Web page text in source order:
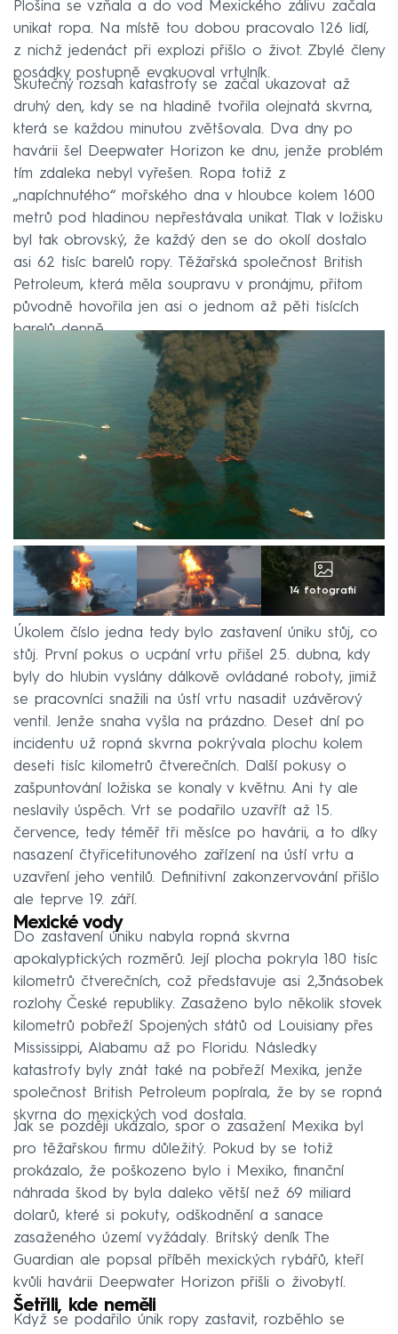
Plošina se vzňala a do vod Mexického zálivu začala
unikat ropa. Na místě tou dobou pracovalo 126 lidí,
z nichž jedenáct při explozi přišlo o život. Zbylé členy
posádky postupně evakuoval vrtulník.
Skutečný rozsah katastrofy se začal ukazovat až
druhý den, kdy se na hladině tvořila olejnatá skvrna,
která se každou minutou zvětšovala. Dva dny po
havárii šel Deepwater Horizon ke dnu, jenže problém
tím zdaleka nebyl vyřešen. Ropa totiž z
„napíchnutého“ mořského dna v hloubce kolem 1600
metrů pod hladinou nepřestávala unikat. Tlak v ložisku
byl tak obrovský, že každý den se do okolí dostalo
asi 62 tisíc barelů ropy. Těžařská společnost British
Petroleum, která měla soupravu v pronájmu, přitom
původně hovořila jen asi o jednom až pěti tisících
barelů denně.
14 fotografií
Úkolem číslo jedna tedy bylo zastavení úniku stůj, co
stůj. První pokus o ucpání vrtu přišel 25. dubna, kdy
byly do hlubin vyslány dálkově ovládané roboty, jimiž
se pracovníci snažili na ústí vrtu nasadit uzávěrový
ventil. Jenže snaha vyšla na prázdno. Deset dní po
incidentu už ropná skvrna pokrývala plochu kolem
deseti tisíc kilometrů čtverečních. Další pokusy o
zašpuntování ložiska se konaly v květnu. Ani ty ale
neslavily úspěch. Vrt se podařilo uzavřít až 15.
července, tedy téměř tři měsíce po havárii, a to díky
nasazení čtyřicetitunového zařízení na ústí vrtu a
uzavření jeho ventilů. Definitivní zakonzervování přišlo
ale teprve 19. září.
Mexické vody
Do zastavení úniku nabyla ropná skvrna
apokalyptických rozměrů. Její plocha pokryla 180 tisíc
kilometrů čtverečních, což představuje asi 2,3násobek
rozlohy České republiky. Zasaženo bylo několik stovek
kilometrů pobřeží Spojených států od Louisiany přes
Mississippi, Alabamu až po Floridu. Následky
katastrofy byly znát také na pobřeží Mexika, jenže
společnost British Petroleum popírala, že by se ropná
skvrna do mexických vod dostala.
Jak se později ukázalo, spor o zasažení Mexika byl
pro těžařskou firmu důležitý. Pokud by se totiž
prokázalo, že poškozeno bylo i Mexiko, finanční
náhrada škod by byla daleko větší než 69 miliard
dolarů, které si pokuty, odškodnění a sanace
zasaženého území vyžádaly. Britský deník The
Guardian ale popsal příběh mexických rybářů, kteří
kvůli havárii Deepwater Horizon přišli o živobytí.
Šetřili, kde neměli
Když se podařilo únik ropy zastavit, rozběhlo se